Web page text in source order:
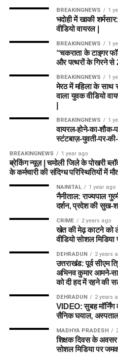
BREAKINGNEWS 1
भदोही में खाकी
वीडियो वायरल |
BREAKINGNEWS 1
“चकराता के टाइगर
और पत्थरों के गिरने से
BREAKINGNEWS 1
मेरठ में महिला के
वाला युवक वीडियो
BREAKINGNEWS 1
वायरल-होने-का-शौक-
स्टंटबाज़-युवती-पर-की-
BREAKINGNEWS 1 year ago
ब्रेकिंग न्यूज़ | चमोली जिले के पोखरी
के कर्मचारी की संदिग्ध परिस्थितियों में
NAINITAL 1 year ago
नैनीताल: राज्यपाल
दर्शन, प्रदेश की सुख-
CRIME 2 years ago
खेत की मेढ़ काटने को
वीडियो सोशल
DEHRADUN 2 years
उत्तराखंड: पूर्व सीएम
अभिनव कुमार आमने-
को दी हद में रहने की
DEHRADUN 2 years
VIDEO: सुबह मॉर्निंग
सैनिक घयाल, अस्पताल
MADHYA PRADESH
शिक्षक दिवस के अवसर
सोशल मिडिया पर